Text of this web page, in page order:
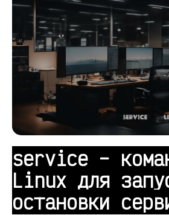
service –
Linux для
остановки